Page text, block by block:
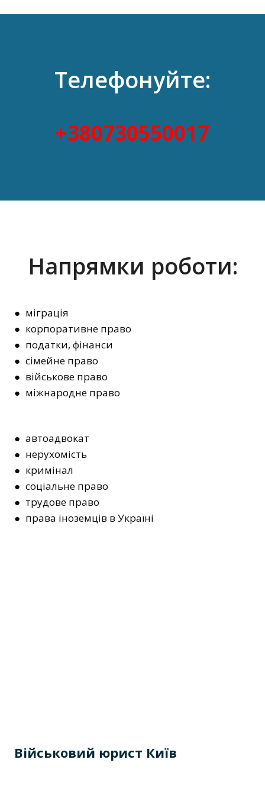
Телефонуйте:
+380730550017
Напрямки роботи:
● міграція
● корпоративне право
● податки, фінанси
● сімейне право
● військове право
● міжнародне право
● автоадвокат
● нерухомість
● кримінал
● соціальне право
● трудове право
● права іноземців в Україні
Військовий юрист Київ